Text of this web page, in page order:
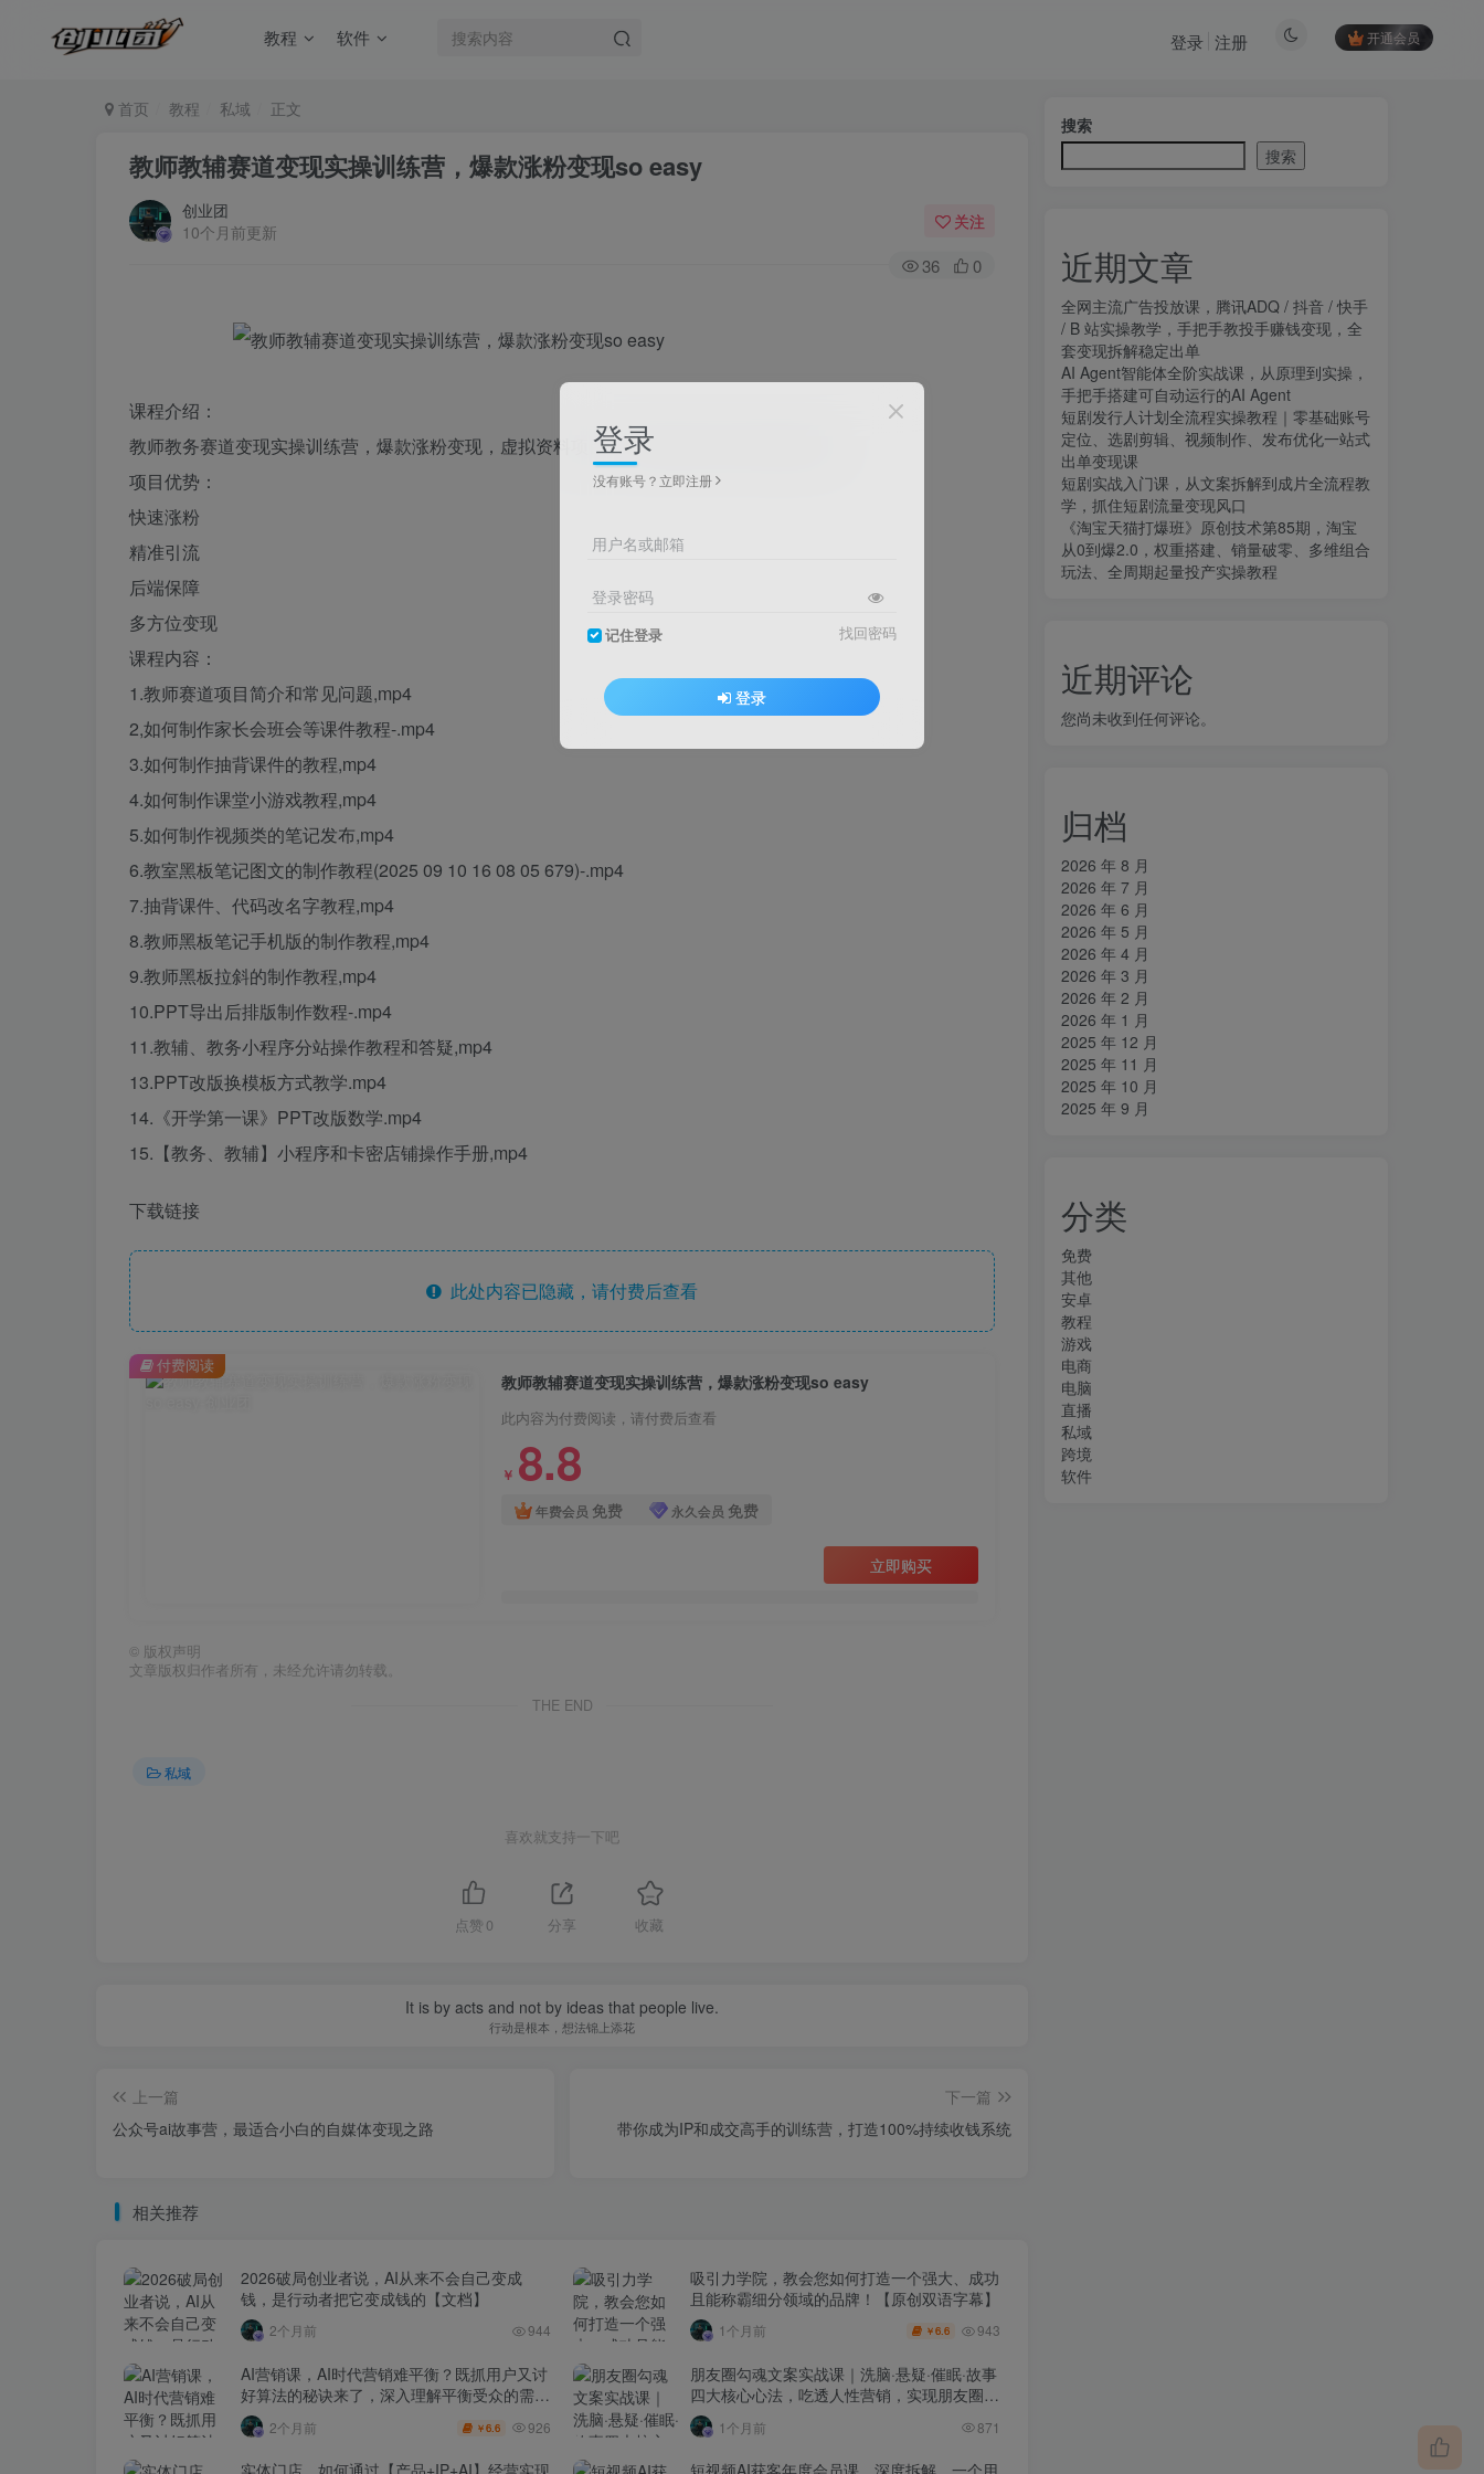
教程 软件 开通会员
登录 注册
首页 教程 私域 正文
教师教辅赛道变现实操训练营，爆款涨粉变现so easy
创业团
10个月前更新
关注
36 0
课程介绍：
教师教务赛道变现实操训练营，爆款涨粉变现，虚拟资料项目，课程和教务资料的网盘资料
项目优势：
快速涨粉
精准引流
后端保障
多方位变现
课程内容：
1.教师赛道项目简介和常见问题,mp4
2,如何制作家长会班会等课件教程-.mp4
3.如何制作抽背课件的教程,mp4
4.如何制作课堂小游戏教程,mp4
5.如何制作视频类的笔记发布,mp4
6.教室黑板笔记图文的制作教程(2025 09 10 16 08 05 679)-.mp4
7.抽背课件、代码改名字教程,mp4
8.教师黑板笔记手机版的制作教程,mp4
9.教师黑板拉斜的制作教程,mp4
10.PPT导出后排版制作数程-.mp4
11.教辅、教务小程序分站操作教程和答疑,mp4
13.PPT改版换模板方式教学.mp4
14.《开学第一课》PPT改版数学.mp4
15.【教务、教辅】小程序和卡密店铺操作手册,mp4
下载链接
此处内容已隐藏，请付费后查看
教师教辅赛道变现实操训练营，爆款涨粉变现so easy
此内容为付费阅读，请付费后查看
￥ 8.8
年费会员 免费 永久会员 免费
立即购买
付费阅读
© 版权声明
文章版权归作者所有，未经允许请勿转载。
THE END
私域
喜欢就支持一下吧
点赞 0 分享 收藏
It is by acts and not by ideas that people live.
行动是根本，想法锦上添花
上一篇
公众号ai故事营，最适合小白的自媒体变现之路
下一篇
带你成为IP和成交高手的训练营，打造100%持续收钱系统
相关推荐
2026破局创业者说，AI从来不会自己变成
钱，是行动者把它变成钱的【文档】
2个月前 944
吸引力学院，教会您如何打造一个强大、成功
且能称霸细分领域的品牌！【原创双语字幕】
1个月前 ￥6.6 943
AI营销课，AI时代营销难平衡？既抓用户又讨
好算法的秘诀来了，深入理解平衡受众的需求
【原创双语字幕】
2个月前 ￥6.6 926
朋友圈勾魂文案实战课｜洗脑·悬疑·催眠·故事
四大核心心法，吃透人性营销，实现朋友圈不
销而售被动成交
1个月前 871
搜索
搜索
近期文章
全网主流广告投放课，腾讯ADQ / 抖音 / 快手
/ B 站实操教学，手把手教投手赚钱变现，全
套变现拆解稳定出单
AI Agent智能体全阶实战课，从原理到实操，
手把手搭建可自动运行的AI Agent
短剧发行人计划全流程实操教程｜零基础账号
定位、选剧剪辑、视频制作、发布优化一站式
出单变现课​
短剧实战入门课，从文案拆解到成片全流程教
学，抓住短剧流量变现风口
《淘宝天猫打爆班》原创技术第85期，淘宝
从0到爆2.0，权重搭建、销量破零、多维组合
玩法、全周期起量投产实操教程
近期评论
您尚未收到任何评论。
归档
2026 年 8 月
2026 年 7 月
2026 年 6 月
2026 年 5 月
2026 年 4 月
2026 年 3 月
2026 年 2 月
2026 年 1 月
2025 年 12 月
2025 年 11 月
2025 年 10 月
2025 年 9 月
分类
免费
其他
安卓
教程
游戏
电商
电脑
直播
私域
跨境
软件
登录
没有账号？立即注册
用户名或邮箱
登录密码
记住登录 找回密码
登录